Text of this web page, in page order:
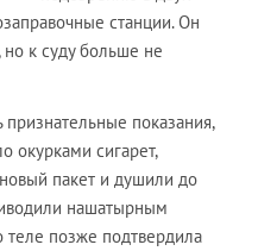
станции. Он
к суду больше не
показания,
окурками сигарет,
пакет и душили до
нашатырным
позже подтвердила